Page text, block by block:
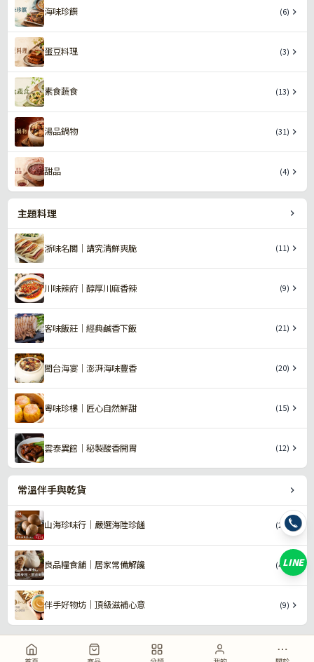
海味珍饌 (6)
蛋豆料理 (3)
素食蔬食 (13)
湯品鍋物 (31)
甜品 (4)
主題料理
浙味名閣｜講究清鮮爽脆 (11)
川味辣府｜醇厚川麻香辣 (9)
客味飯莊｜經典鹹香下飯 (21)
閩台海宴｜澎湃海味豐香 (20)
粵味珍樓｜匠心自然鮮甜 (15)
雲泰異館｜秘製酸香開胃 (12)
常溫伴手與乾貨
山海珍味行｜嚴選海陸珍饈 (29)
良品糧食舖｜居家常備解饞 (40)
伴手好物坊｜頂級滋補心意 (9)
LINE